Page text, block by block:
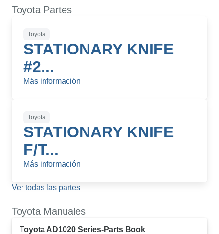
Toyota Partes
Toyota
STATIONARY KNIFE
#2...
Más información
Toyota
STATIONARY KNIFE
F/T...
Más información
Ver todas las partes
Toyota Manuales
Toyota AD1020 Series-Parts Book